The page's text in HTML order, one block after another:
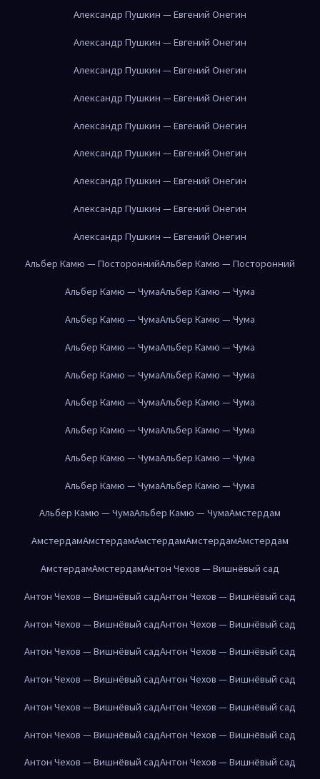
Александр Пушкин — Евгений Онегин
Александр Пушкин — Евгений Онегин
Александр Пушкин — Евгений Онегин
Александр Пушкин — Евгений Онегин
Александр Пушкин — Евгений Онегин
Александр Пушкин — Евгений Онегин
Александр Пушкин — Евгений Онегин
Александр Пушкин — Евгений Онегин
Александр Пушкин — Евгений Онегин
Альбер Камю — ПостороннийАльбер Камю — Посторонний
Альбер Камю — ЧумаАльбер Камю — Чума
Альбер Камю — ЧумаАльбер Камю — Чума
Альбер Камю — ЧумаАльбер Камю — Чума
Альбер Камю — ЧумаАльбер Камю — Чума
Альбер Камю — ЧумаАльбер Камю — Чума
Альбер Камю — ЧумаАльбер Камю — Чума
Альбер Камю — ЧумаАльбер Камю — Чума
Альбер Камю — ЧумаАльбер Камю — Чума
Альбер Камю — ЧумаАльбер Камю — ЧумаАмстердам
АмстердамАмстердамАмстердамАмстердамАмстердам
АмстердамАмстердамАнтон Чехов — Вишнёвый сад
Антон Чехов — Вишнёвый садАнтон Чехов — Вишнёвый сад
Антон Чехов — Вишнёвый садАнтон Чехов — Вишнёвый сад
Антон Чехов — Вишнёвый садАнтон Чехов — Вишнёвый сад
Антон Чехов — Вишнёвый садАнтон Чехов — Вишнёвый сад
Антон Чехов — Вишнёвый садАнтон Чехов — Вишнёвый сад
Антон Чехов — Вишнёвый садАнтон Чехов — Вишнёвый сад
Антон Чехов — Вишнёвый садАнтон Чехов — Вишнёвый сад